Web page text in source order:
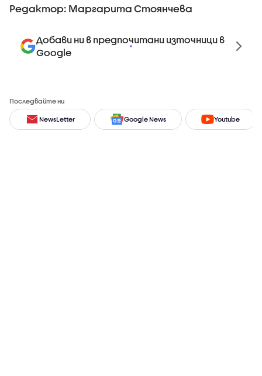
Редактор: Маргарита Стоянчева
Добави ни в предпочитани източници в
Google
Последвайте ни
NewsLetter Google News Youtube